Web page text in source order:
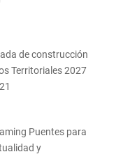
de construcción
Territoriales 2027
Puentes para
y